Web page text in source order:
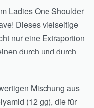
Ladies One Shoulder
Dieses vielseitige
nur eine Extraportion
durch und durch
Mischung aus
(12 gg), die für